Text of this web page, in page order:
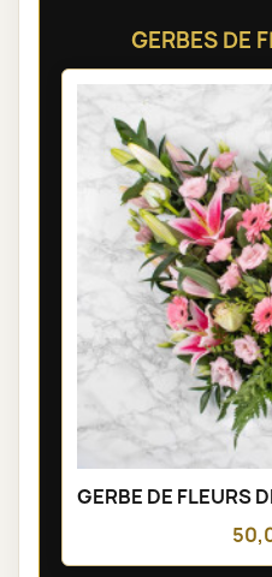
GERBES DE
GERBE DE FLEURS